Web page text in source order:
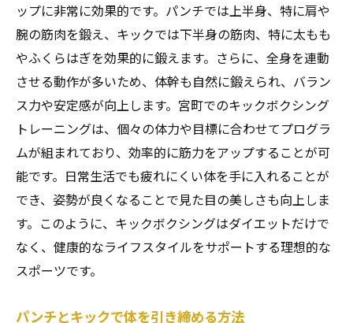
ップに非常に効果的です。パンチでは上半身、特に肩や
腕の筋肉を鍛え、キックでは下半身の筋肉、特に太もも
やふくらはぎを効果的に鍛えます。さらに、全身を連動
させる動作が多いため、体幹も自然に鍛えられ、バラン
ス力や安定感が向上します。宮町でのキックボクシング
トレーニングは、個々の体力や目標に合わせてプログラ
ムが組まれており、効率的に筋力をアップすることが可
能です。日常生活でも疲れにくい体を手に入れることが
でき、姿勢が良くなることで見た目の美しさも向上しま
す。このように、キックボクシングはダイエットだけで
なく、健康的なライフスタイルをサポートする理想的な
スポーツです。
パンチとキックで体を引き締める方法